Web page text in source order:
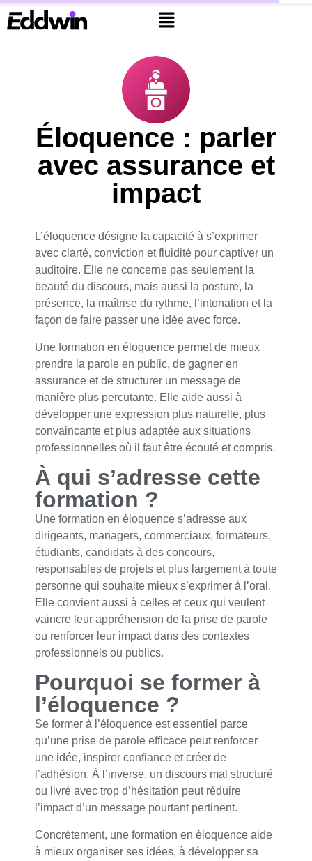
Éloquence : parler
avec assurance et
impact
L’éloquence désigne la capacité à s’exprimer
avec clarté, conviction et fluidité pour captiver un
auditoire. Elle ne concerne pas seulement la
beauté du discours, mais aussi la posture, la
présence, la maîtrise du rythme, l’intonation et la
façon de faire passer une idée avec force.
Une formation en éloquence permet de mieux
prendre la parole en public, de gagner en
assurance et de structurer un message de
manière plus percutante. Elle aide aussi à
développer une expression plus naturelle, plus
convaincante et plus adaptée aux situations
professionnelles où il faut être écouté et compris.
À qui s’adresse cette
formation ?
Une formation en éloquence s’adresse aux
dirigeants, managers, commerciaux, formateurs,
étudiants, candidats à des concours,
responsables de projets et plus largement à toute
personne qui souhaite mieux s’exprimer à l’oral.
Elle convient aussi à celles et ceux qui veulent
vaincre leur appréhension de la prise de parole
ou renforcer leur impact dans des contextes
professionnels ou publics.
Pourquoi se former à
l’éloquence ?
Se former à l’éloquence est essentiel parce
qu’une prise de parole efficace peut renforcer
une idée, inspirer confiance et créer de
l’adhésion. À l’inverse, un discours mal structuré
ou livré avec trop d’hésitation peut réduire
l’impact d’un message pourtant pertinent.
Concrètement, une formation en éloquence aide
à mieux organiser ses idées, à développer sa